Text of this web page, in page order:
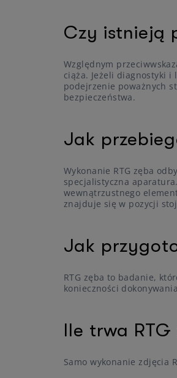
Czy istnieją
Względnym
ciąża. Jeżeli diagnostyki i
podejrzenie poważnych
bezpieczeństwa.
Jak
Wykonanie RTG zęba
specjalistyczna
wewnątrzustnego
znajduje się w pozycji
Jak
RTG zęba to badanie,
konieczności
Ile trwa RTG
Samo wykonanie zdjęcia